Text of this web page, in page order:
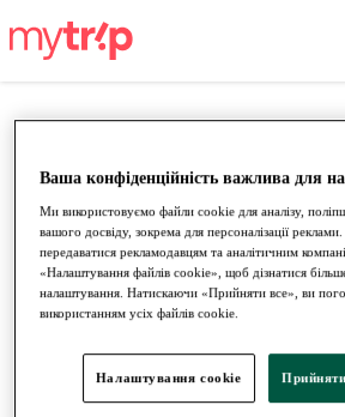
● ●●
Ваша конфіденційність важлива для
Ми використовуємо файли cookie для аналізу,
вашого досвіду, зокрема для персоналізації
передаватися рекламодавцям та аналітичним
«Налаштування файлів cookie», щоб дізнатися
налаштування. Натискаючи «Прийняти все», ви
використанням усіх файлів cookie.
Налаштування cookie